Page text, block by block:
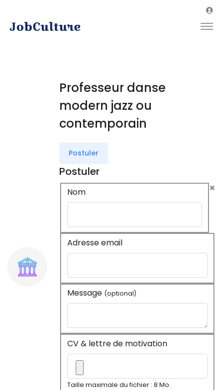
Professeur danse
modern jazz ou
contemporain
Postuler
Postuler
×
Nom
Adresse email
Message (optional)
CV & lettre de motivation
Taille maximale du fichier : 8 Mo.